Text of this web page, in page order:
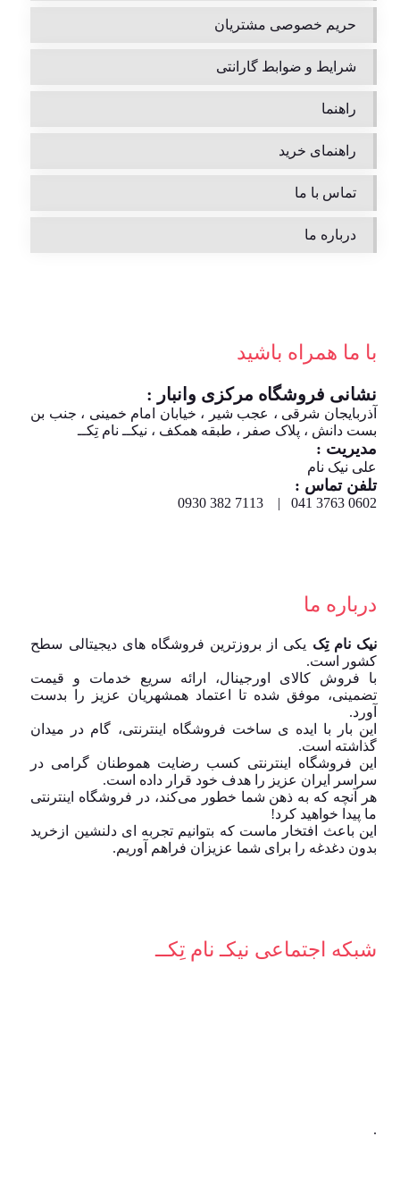
حریم خصوصی مشتریان
شرایط و ضوابط گارانتی
راهنما
راهنمای خرید
تماس با ما
درباره ما
با ما همراه باشید
نشانی فروشگاه مرکزی وانبار :
آذربایجان شرقی ، عجب شیر ، خیابان امام خمینی ، جنب بن
بست دانش ، پلاک صفر ، طبقه همکف ، نیکــ نام تِکــ
مدیریت :
علی نیک نام
تلفن تماس :
0602 3763 041 | 7113 382 0930
درباره ما
نیک نام تِک یکی از بروزترین فروشگاه های دیجیتالی سطح
کشور است.
با فروش کالای اورجینال، ارائه سریع خدمات و قیمت
تضمینی، موفق شده تا اعتماد همشهریان عزیز را بدست
آورد.
این بار با ایده ی ساخت فروشگاه اینترنتی، گام در میدان
گذاشته است.
این فروشگاه اینترنتی کسب رضایت هموطنان گرامی در
سراسر ایران عزیز را هدف خود قرار داده است.
هر آنچه که به ذهن شما خطور می‌کند، در فروشگاه اینترنتی
ما پیدا خواهید کرد!
این باعث افتخار ماست که بتوانیم تجربه ای دلنشین ازخرید
بدون دغدغه را برای شما عزیزان فراهم آوریم.
شبکه‌ اجتماعی نیکـ نام تِکــ
.